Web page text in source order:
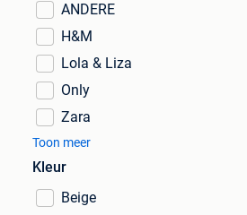
ANDERE
H&M
Lola & Liza
Only
Zara
Toon meer
Kleur
Beige